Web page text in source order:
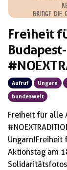
Freiheit
Aufruf Ungarn
bundesweit
Freiheit für alle
Ungarn!Freiheit
Aktionstag am